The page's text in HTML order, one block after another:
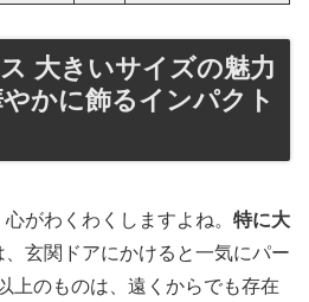
大きいサイズの魅力
かに飾るインパクト
がわくわくしますよね。 特に大
、玄関ドアにかけると一気にパー
上のものは、遠くからでも存在